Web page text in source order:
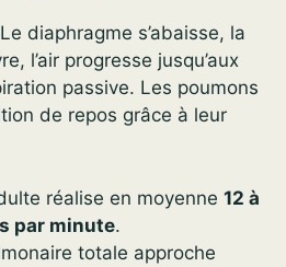
diaphragme s’abaisse, la
l’air progresse jusqu’aux
passive. Les poumons
de repos grâce à leur
réalise en moyenne 12 à
par minute.
totale approche